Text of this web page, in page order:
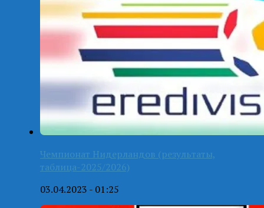
Чемпионат Нидерландов (результаты,
таблица-2025/2026)
03.04.2023 - 01:25